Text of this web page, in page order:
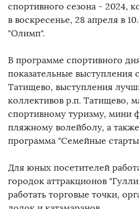
спортивного сезона - 2024,
в воскресенье, 28 апреля в
"Олимп".
В программе спортивного
показательные выступления
Татищево, выступления
коллективов р.п. Татищево,
спортивному туризму, мини
пляжному волейболу, а
программа "Семейные
Для юных посетителей
городок аттракционов
работать торговые точки,